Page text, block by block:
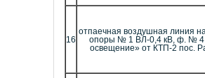
16
отпаечная воздушная линия
опоры № 1 ВЛ-0,4 кВ, ф. № 4
освещение» от КТП-2 пос.